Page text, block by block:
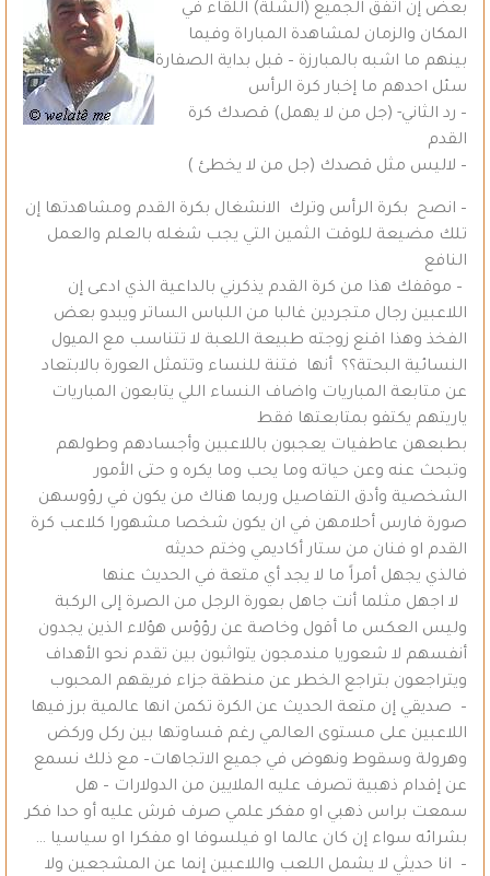
بعض إن اتفق الجميع (الشلة) اللقاء في
المكان والزمان لمشاهدة المباراة وفيما
بينهم ما اشبه بالمبارزة – قبل بداية الصفارة
سئل احدهم ما إخبار كرة الرأس
– رد الثاني- (جل من لا يهمل) قصدك كرة
القدم
– لاليس مثل قصدك (جل من لا يخطئ )
– انصح بكرة الرأس وترك الانشغال بكرة القدم ومشاهدتها إن
تلك مضيعة للوقت الثمين التي يجب شغله بالعلم والعمل
النافع
– موقفك هذا من كرة القدم يذكرني بالداعية الذي ادعى إن
اللاعبين رجال متجردين غالبا من اللباس الساتر ويبدو بعض
الفخذ وهذا اقنع زوجته طبيعة اللعبة لا تتناسب مع الميول
النسائية البحتة؟؟ أنها فتنة للنساء وتتمثل العورة بالابتعاد
عن متابعة المباريات واضاف النساء اللي يتابعون المباريات
ياريتهم يكتفو بمتابعتها فقط
بطبعهن عاطفيات يعجبون باللاعبين وأجسادهم وطولهم
وتبحث عنه وعن حياته وما يحب وما يكره و حتى الأمور
الشخصية وأدق التفاصيل وربما هناك من يكون في رؤوسهن
صورة فارس أحلامهن في ان يكون شخصا مشهورا كلاعب كرة
القدم او فنان من ستار أكاديمي وختم حديثه
فالذي يجهل أمراً ما لا يجد أي متعة في الحديث عنها
لا اجهل مثلما أنت جاهل بعورة الرجل من الصرة إلى الركبة
وليس العكس ما أقول وخاصة عن رؤؤس هؤلاء الذين يجدون
أنفسهم لا شعوريا مندمجون يتواثبون بين تقدم نحو الأهداف
ويتراجعون بتراجع الخطر عن منطقة جزاء فريقهم المحبوب
– صديقي إن متعة الحديث عن الكرة تكمن انها عالمية برز فيها
اللاعبين على مستوى العالمي رغم قساوتها بين ركل وركض
وهرولة وسقوط ونهوض في جميع الاتجاهات– مع ذلك نسمع
عن إقدام ذهبية تصرف عليه الملايين من الدولارات – هل
سمعت براس ذهبي او مفكر علمي صرف قرش عليه أو حدا فكر
بشرائه سواء إن كان عالما او فيلسوفا او مفكرا او سياسيا …
– انا حديثي لا يشمل اللعب واللاعبين إنما عن المشجعين ولا